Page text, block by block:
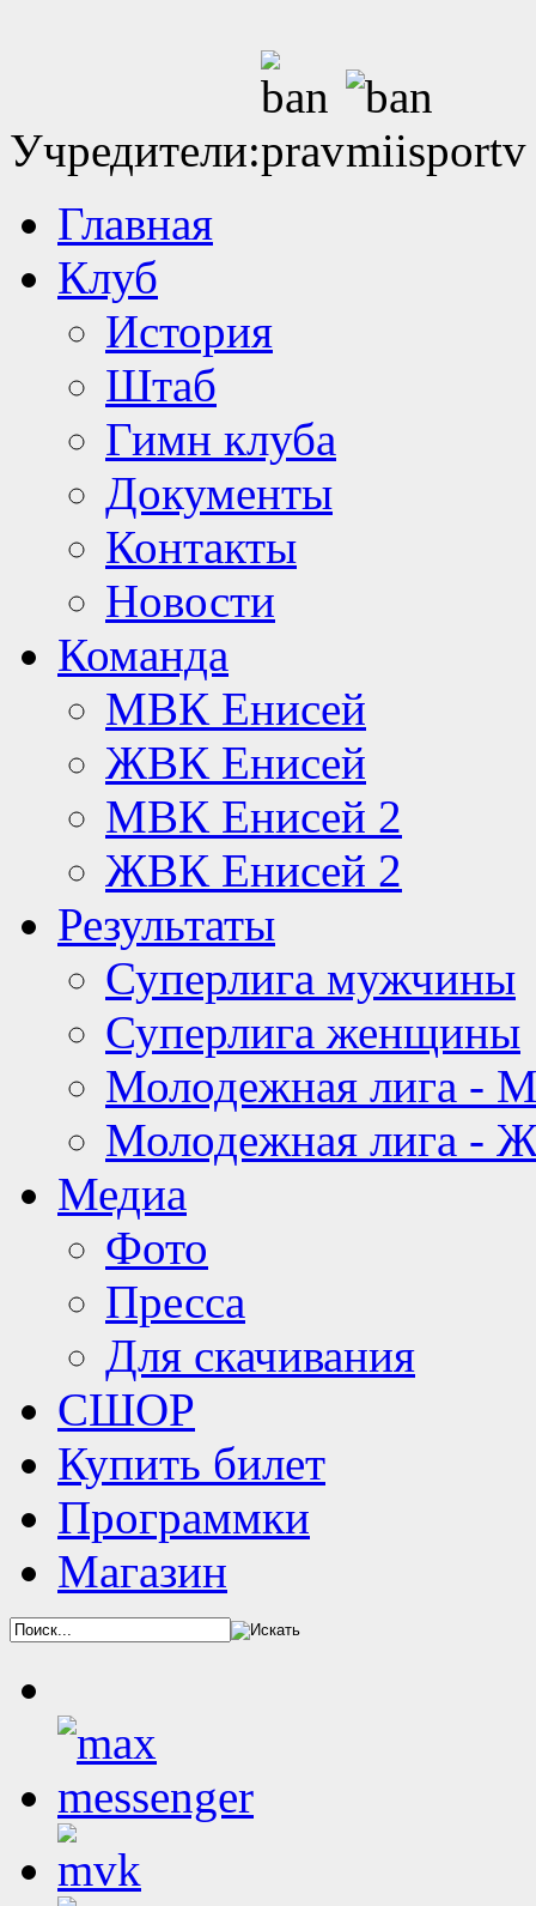
Учредители:
Главная
Клуб
История
Штаб
Гимн клуба
Документы
Контакты
Новости
Команда
МВК Енисей
ЖВК Енисей
МВК Енисей 2
ЖВК Енисей 2
Результаты
Суперлига мужчины
Суперлига женщины
Молодежная лига -
Молодежная лига -
Медиа
Фото
Пресса
Для скачивания
СШОР
Купить билет
Программки
Магазин